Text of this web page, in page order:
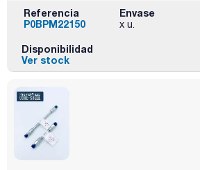
Referencia
P0BPM22150
Envase
x u.
Disponibilidad
Ver stock